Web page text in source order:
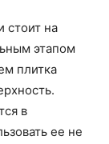
стоит на
этапом
плитка
в
ее не